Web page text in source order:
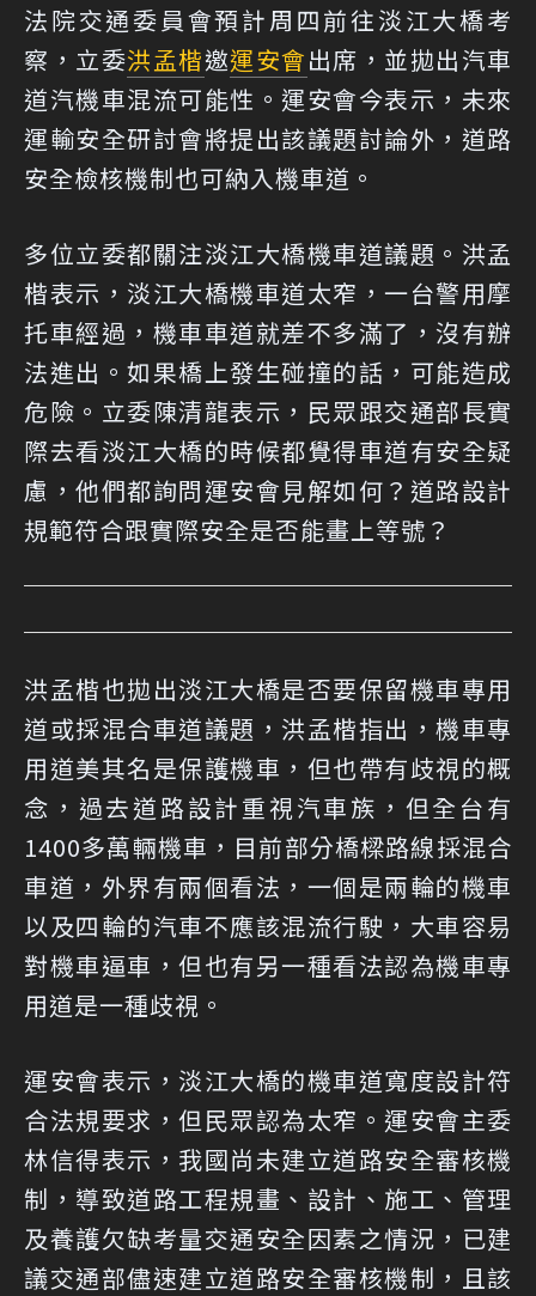
法院交通委員會預計周四前往淡江大橋考
察，立委洪孟楷邀運安會出席，並拋出汽車
道汽機車混流可能性。運安會今表示，未來
運輸安全研討會將提出該議題討論外，道路
安全檢核機制也可納入機車道。
多位立委都關注淡江大橋機車道議題。洪孟
楷表示，淡江大橋機車道太窄，一台警用摩
托車經過，機車車道就差不多滿了，沒有辦
法進出。如果橋上發生碰撞的話，可能造成
危險。立委陳清龍表示，民眾跟交通部長實
際去看淡江大橋的時候都覺得車道有安全疑
慮，他們都詢問運安會見解如何？道路設計
規範符合跟實際安全是否能畫上等號？
洪孟楷也拋出淡江大橋是否要保留機車專用
道或採混合車道議題，洪孟楷指出，機車專
用道美其名是保護機車，但也帶有歧視的概
念，過去道路設計重視汽車族，但全台有
1400多萬輛機車，目前部分橋樑路線採混合
車道，外界有兩個看法，一個是兩輪的機車
以及四輪的汽車不應該混流行駛，大車容易
對機車逼車，但也有另一種看法認為機車專
用道是一種歧視。
運安會表示，淡江大橋的機車道寬度設計符
合法規要求，但民眾認為太窄。運安會主委
林信得表示，我國尚未建立道路安全審核機
制，導致道路工程規畫、設計、施工、管理
及養護欠缺考量交通安全因素之情況，已建
議交通部儘速建立道路安全審核機制，且該